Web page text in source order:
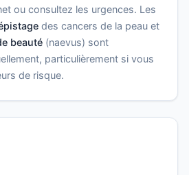
ou consultez les urgences. Les
des cancers de la peau et
beauté (naevus) sont
particulièrement si vous
de risque.